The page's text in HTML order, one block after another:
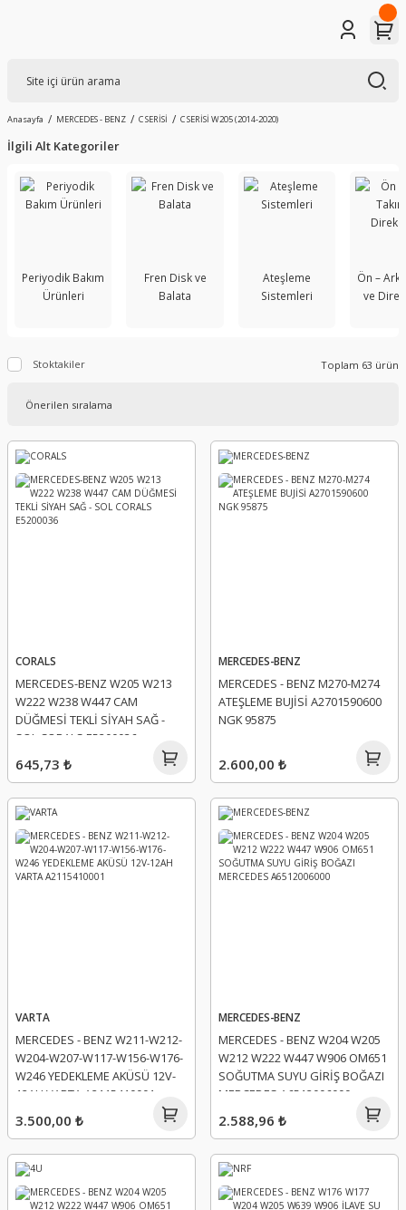
Anasayfa MERCEDES - BENZ C SERİSİ C SERİSİ W205 (2014-2020)
İlgili Alt Kategoriler
Periyodik Bakım
Ürünleri
Fren Disk ve
Balata
Ateşleme
Sistemleri
Ön –
ve
Stoktakiler Toplam 63 ürün
CORALS
MERCEDES-BENZ W205 W213
W222 W238 W447 CAM
DÜĞMESİ TEKLİ SİYAH SAĞ -
SOL CORALS E5200036
645,73 ₺
MERCEDES-BENZ
MERCEDES - BENZ M270-M274
ATEŞLEME BUJİSİ A2701590600
NGK 95875
2.600,00 ₺
VARTA
MERCEDES - BENZ W211-W212-
W204-W207-W117-W156-W176-
W246 YEDEKLEME AKÜSÜ 12V-
12AH VARTA A2115410001
3.500,00 ₺
MERCEDES-BENZ
MERCEDES - BENZ W204 W205
W212 W222 W447 W906 OM651
SOĞUTMA SUYU GİRİŞ BOĞAZI
MERCEDES A6512006000
2.588,96 ₺